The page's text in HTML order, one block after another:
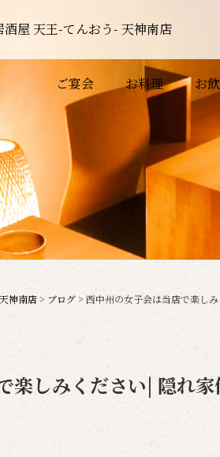
屋 天王-てんおう- 天神南店
ご宴会 お料理 お
神南店> ブログ> 西中州の女子会は当店で楽し
楽しみください| 隠れ